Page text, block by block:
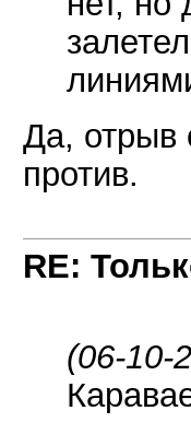
Да, отрыв
против.
RE:
(06-10-